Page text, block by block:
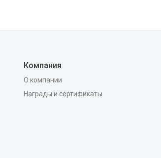
Компания
О компании
Награды и сертификаты